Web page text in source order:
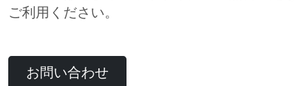
ご利用ください。
お問い合わせ